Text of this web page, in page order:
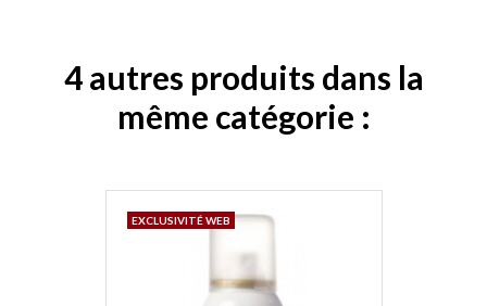
4 autres produits dans la
même catégorie :
EXCLUSIVITÉ WEB